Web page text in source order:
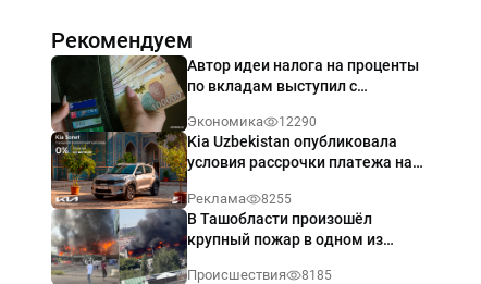
Рекомендуем
Автор идеи налога на проценты
по вкладам выступил с
Экономика 12290
Kia Uzbekistan опубликовала
условия рассрочки платежа на
годовых
Реклама 8255
В Ташобласти произошёл
крупный пожар в одном из
Происшествия 8185